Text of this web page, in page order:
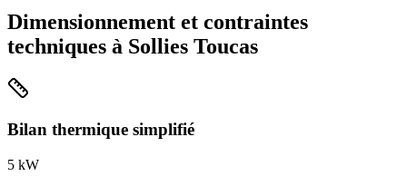
Dimensionnement et contraintes
techniques à Sollies Toucas
Bilan thermique simplifié
5 kW